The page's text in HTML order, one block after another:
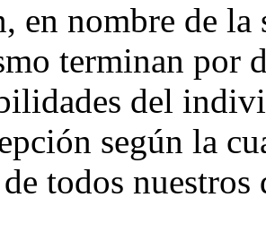
en nombre de
terminan por
del
según la
todos nuestros